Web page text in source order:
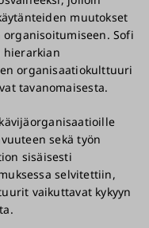
muutokset
Sofi
hierarkian
organisaatiokulttuuri
tavanomaisesta.
sekä työn
sisäisesti
selvitettiin,
vaikuttavat kykyyn